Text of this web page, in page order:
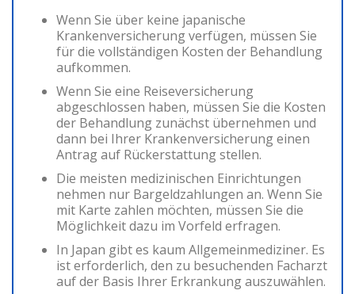
Wenn Sie über keine japanische
Krankenversicherung verfügen, müssen Sie
für die vollständigen Kosten der Behandlung
aufkommen.
Wenn Sie eine Reiseversicherung
abgeschlossen haben, müssen Sie die Kosten
der Behandlung zunächst übernehmen und
dann bei Ihrer Krankenversicherung einen
Antrag auf Rückerstattung stellen.
Die meisten medizinischen Einrichtungen
nehmen nur Bargeldzahlungen an. Wenn Sie
mit Karte zahlen möchten, müssen Sie die
Möglichkeit dazu im Vorfeld erfragen.
In Japan gibt es kaum Allgemeinmediziner. Es
ist erforderlich, den zu besuchenden Facharzt
auf der Basis Ihrer Erkrankung auszuwählen.